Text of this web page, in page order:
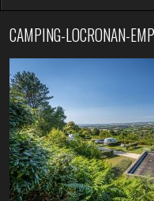
CAMPING-LOCRONAN-